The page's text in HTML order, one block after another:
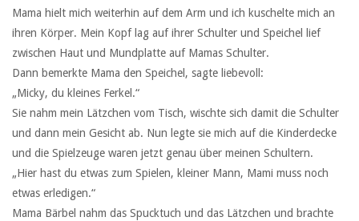
Mama hielt mich weiterhin auf dem Arm und ich kuschelte mich an
ihren Körper. Mein Kopf lag auf ihrer Schulter und Speichel lief
zwischen Haut und Mundplatte auf Mamas Schulter.
Dann bemerkte Mama den Speichel, sagte liebevoll:
„Micky, du kleines Ferkel.“
Sie nahm mein Lätzchen vom Tisch, wischte sich damit die Schulter
und dann mein Gesicht ab. Nun legte sie mich auf die Kinderdecke
und die Spielzeuge waren jetzt genau über meinen Schultern.
„Hier hast du etwas zum Spielen, kleiner Mann, Mami muss noch
etwas erledigen.“
Mama Bärbel nahm das Spucktuch und das Lätzchen und brachte